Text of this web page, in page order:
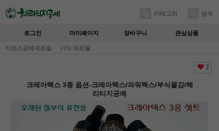
카테고리 검색
로그인 마이페이지 장바구니 관심상품
카덴스공예재료들 기타 재료들
2
크레아텍스 3종 옵션-크레아텍스/파워텍스/부식물감/헤
리티지공예